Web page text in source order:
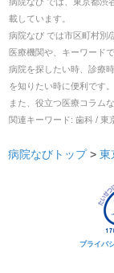
載しています。
病院なび では市区町村別
医療機関や、キーワード
病院を探したい時、診療
を知りたい時に便利です。
また、役立つ医療コラム
関連キーワード: 歯科 / 東
病院なびトップ> 東
プライバ